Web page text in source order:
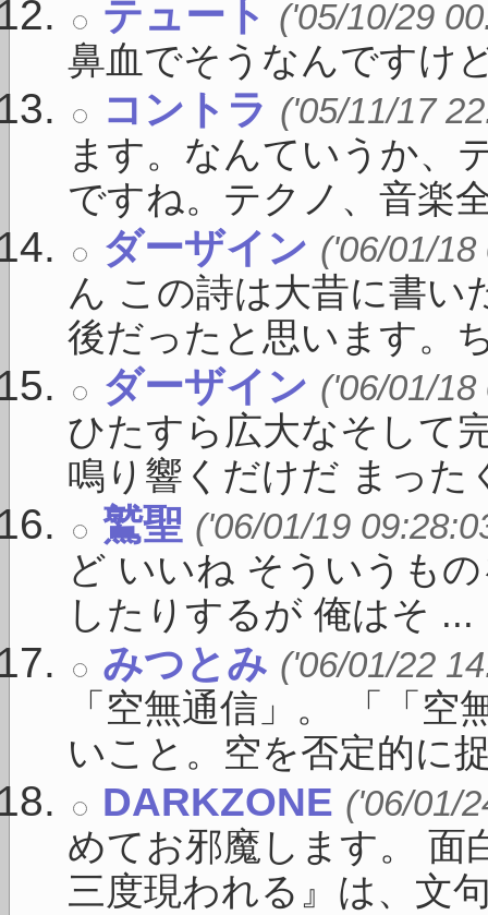
テュート ('05/10/29
鼻血でそうなんです
コントラ ('05/11/17
ます。なんていうか、
ですね。テクノ、音楽
ダーザイン ('06/01/18
ん この詩は大昔に書い
後だったと思います。
ダーザイン ('06/01/18
ひたすら広大なそして
鳴り響くだけだ まった
鷲聖 ('06/01/19
ど いいね そういうも
したりするが 俺はそ ...
みつとみ ('06/01/22
「空無通信」。 「「
いこと。空を否定的に
DARKZONE ('06/01/
めてお邪魔します。 面
三度現われる』は、文